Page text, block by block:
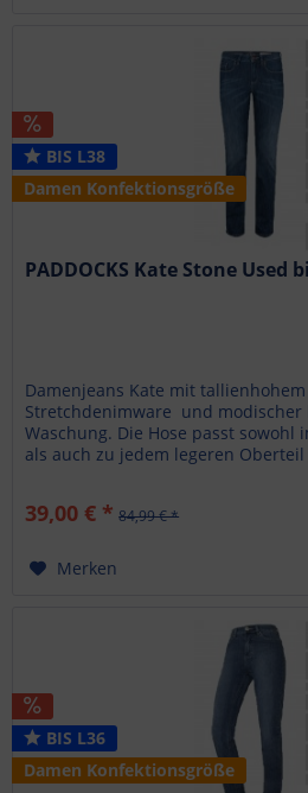
BIS L38
Damen Konfektionsgröße
PADDOCKS Kate Stone Used
Damenjeans Kate mit
Stretchdenimware und modischer
Waschung. Die Hose passt sowohl
als auch zu jedem legeren
39,00 € * 84,99 € *
Merken
BIS L36
Damen Konfektionsgröße